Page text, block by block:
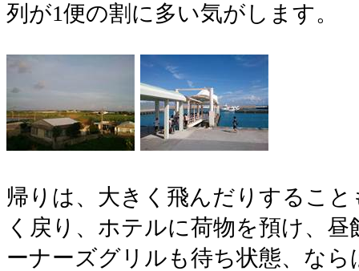
列が1便の割に多い気がします。
帰りは、大きく飛んだりするこ
く戻り、ホテルに荷物を預け、
ーナーズグリルも待ち状態、な